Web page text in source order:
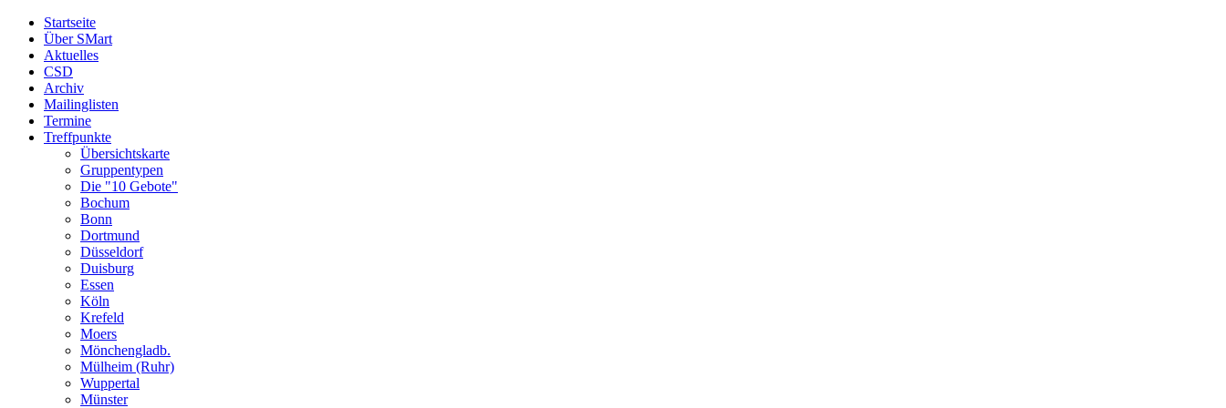
Startseite
Über SMart
Aktuelles
CSD
Archiv
Mailinglisten
Termine
Treffpunkte
Übersichtskarte
Gruppentypen
Die "10 Gebote"
Bochum
Bonn
Dortmund
Düsseldorf
Duisburg
Essen
Köln
Krefeld
Moers
Mönchengladb.
Mülheim (Ruhr)
Wuppertal
Münster